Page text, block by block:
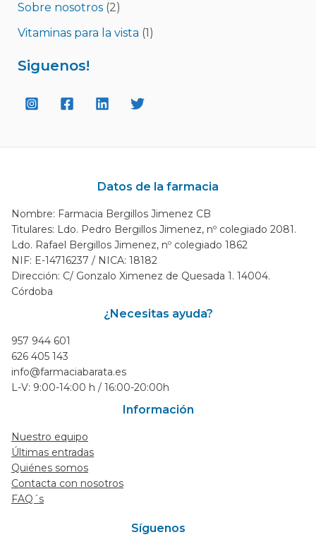
Sobre nosotros(2)
Vitaminas para la vista (1)
Siguenos!
Datos de la farmacia
Nombre: Farmacia Bergillos Jimenez CB
Titulares: Ldo. Pedro Bergillos Jimenez, nº colegiado 2081.
Ldo. Rafael Bergillos Jimenez, nº colegiado 1862
NIF: E-14716237 / NICA: 18182
Dirección: C/ Gonzalo Ximenez de Quesada 1. 14004.
Córdoba
¿Necesitas ayuda?
957 944 601
626 405 143
info@farmaciabarata.es
L-V: 9:00-14:00 h / 16:00-20:00h
Información
Nuestro equipo
Últimas entradas
Quiénes somos
Contacta con nosotros
FAQ´s
Síguenos